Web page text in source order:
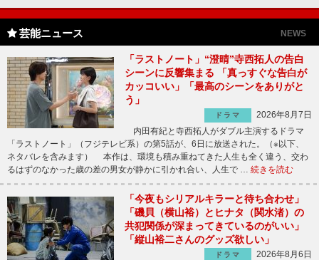
芸能ニュース NEWS
「ラストノート」“澄晴”寺西拓人の告白
シーンに反響集まる 「真っすぐな告白が
カッコいい」「最高のシーンをありがと
う」
ドラマ
2026年8月7日
内田有紀と寺西拓人がダブル主演するドラマ
「ラストノート」（フジテレビ系）の第5話が、6日に放送された。（※以下、
ネタバレを含みます） 本作は、環境も積み重ねてきた人生も全く違う、交わ
るはずのなかった歳の差の男女が静かに引かれ合い、人生で … 続きを読む
「今夜もシリアルキラーと待ち合わせ」
「磯貝（横山裕）とヒナタ（関水渚）の
共犯関係が深まってきているのがいい」
「縦山裕二さんのグッズ欲しい」
ドラマ
2026年8月6日